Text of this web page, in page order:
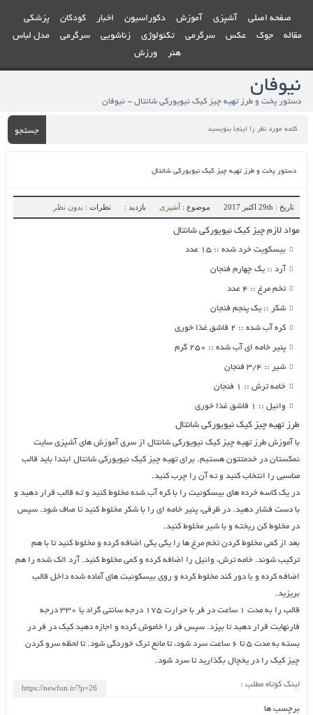
صفحه اصلی آشپزی آموزش دکوراسیون اخبار کودکان
پزشکی
مقاله
جوک عکس سرگرمی تکنولوژی زناشویی سرگرمی
مدل لباس
هنر
ورزش
نیوفان
دستور پخت و طرز تهیه چیز کیک نیویورکی شانتال - نیوفان
جستجو
دستور پخت و طرز تهیه چیز کیک نیویورکی شانتال
تاریخ : 29th اکتبر 2017 موضوع : آشپزی بازدید : نظرات : بدون نظر
مواد لازم چیز کیک نیویورکی شانتال
بیسکویت خرد شده :: 15 عدد
آرد :: یک چهارم فنجان
تخم مرغ :: 4 عدد
شکر :: یک پنجم فنجان
کره آب شده :: 2 قاشق غذا خوری
پنیر خامه ای آب شده :: 250 گرم
شیر :: 3/4 فنجان
خامه ترش :: 1 فنجان
وانیل :: 1 قاشق غذا خوری
طرز تهیه چیز کیک نیویورکی شانتال
با آموزش طرز تهیه چیز کیک نیویورکی شانتال از سری آموزش های آشپزی سایت
نمکستان در خدمتتون هستیم. برای تهیه چیز کیک نیویورکی شانتال ابتدا باید قالب
مناسبی را انتخاب کنید و ته آن را چرب کنید.
در یک کاسه خرده های بیسکوئیت را با کره آب شده مخلوط کنید و ته قالب قرار دهید و
با دست فشار دهید. در ظرفی، پنیر خامه ای را با شکر مخلوط کنید تا صاف شود. سپس
در مخلوط کن ریخته و با شیر مخلوط کنید.
بعد از کمی مخلوط کردن تخم مرغ ها را یکی یکی اضافه کرده و مخلوط کنید تا با هم
ترکیب شوند. خامه ترش، وانیل را اضافه کرده و کمی مخلوط کنید. آرد الک شده را هم
اضافه کرده و با دور کند مخلوط کرده و روی بیسکوئیت های آماده شده داخل قالب
بریزید.
قالب را به مدت 1 ساعت در فر با حرارت 175 درجه سانتی گراد یا 330 درجه
فارنهایت قرار دهید تا بپزد. سپس فر را خاموش کرده و اجازه دهید کیک در فر در
بسته به مدت 5 تا 6 ساعت سرد شود، تا مانع ترک خوردگی شود. تا لحظه سرو کردن
چیز کیک را در یخچال بگذارید تا سرد شود.
لینک کوتاه مطلب :
برچسب ها